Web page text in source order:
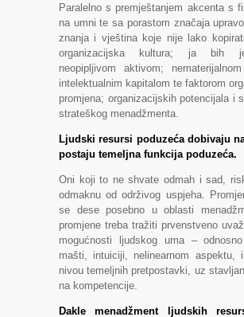
Paralelno s premještanjem akcenta s
na umni te sa porastom značaja
znanja i vještina koje nije lako
organizacijska kultura; ja bih
neopipljivom aktivom;
intelektualnim kapitalom te faktorom
promjena; organizacijskih potencijala i
strateškog menadžmenta.
Ljudski resursi poduzeća dobivaju
postaju temeljna funkcija poduzeća.
Oni koji to ne shvate odmah i sad,
odmaknu od održivog uspjeha.
se dese posebno u oblasti
promjene treba tražiti prvenstveno
mogućnosti ljudskog uma –
mašti, intuiciji, nelinearnom aspektu,
nivou temeljnih pretpostavki, uz
na kompetencije.
Dakle menadžment ljudskih